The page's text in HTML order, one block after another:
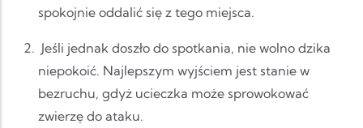
spokojnie oddalić się z tego miejsca.
Jeśli jednak doszło do spotkania, nie wolno dzika
niepokoić. Najlepszym wyjściem jest stanie w
bezruchu, gdyż ucieczka może sprowokować
zwierzę do ataku.